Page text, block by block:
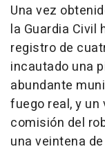
Una vez
la Guardia Civil
registro de
incautado una
abundante
fuego real, y
comisión del
una veintena